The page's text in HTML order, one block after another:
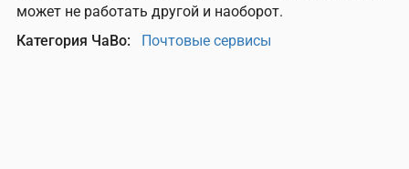
может не работать другой и наоборот.
Категория ЧаВо
Почтовые сервисы